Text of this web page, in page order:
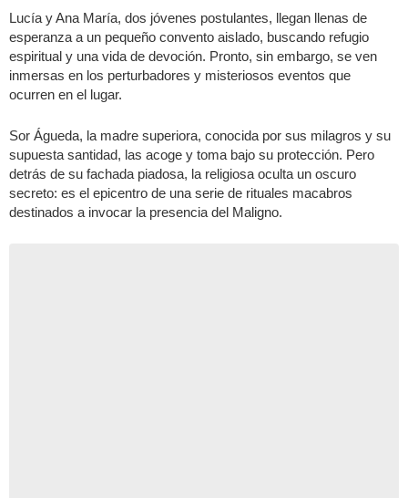
Lucía y Ana María, dos jóvenes postulantes, llegan llenas de
esperanza a un pequeño convento aislado, buscando refugio
espiritual y una vida de devoción. Pronto, sin embargo, se ven
inmersas en los perturbadores y misteriosos eventos que
ocurren en el lugar.
Sor Águeda, la madre superiora, conocida por sus milagros y su
supuesta santidad, las acoge y toma bajo su protección. Pero
detrás de su fachada piadosa, la religiosa oculta un oscuro
secreto: es el epicentro de una serie de rituales macabros
destinados a invocar la presencia del Maligno.